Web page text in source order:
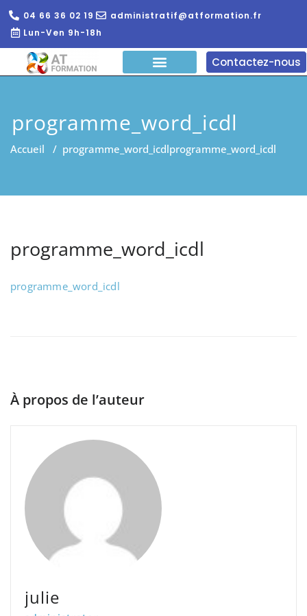
04 66 36 02 19
administratif@atformation.fr
Lun-Ven 9h-18h
Contactez-nous
programme_word_icdl
Accueil / programme_word_icdlprogramme_word_icdl
programme_word_icdl
programme_word_icdl
À propos de l’auteur
julie